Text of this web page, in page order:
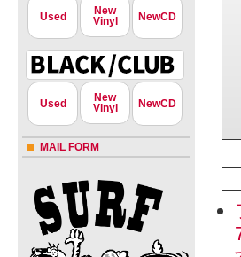
Used
New
Vinyl
NewCD
Used
New
Vinyl
NewCD
MAIL FORM